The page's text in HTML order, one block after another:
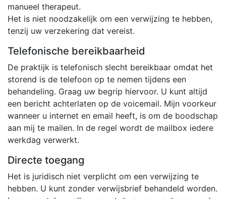
manueel therapeut.
Het is niet noodzakelijk om een verwijzing te hebben,
tenzij uw verzekering dat vereist.
Telefonische bereikbaarheid
De praktijk is telefonisch slecht bereikbaar omdat het
storend is de telefoon op te nemen tijdens een
behandeling. Graag uw begrip hiervoor. U kunt altijd
een bericht achterlaten op de voicemail. Mijn voorkeur
wanneer u internet en email heeft, is om de boodschap
aan mij te mailen. In de regel wordt de mailbox iedere
werkdag verwerkt.
Directe toegang
Het is juridisch niet verplicht om een verwijzing te
hebben. U kunt zonder verwijsbrief behandeld worden.